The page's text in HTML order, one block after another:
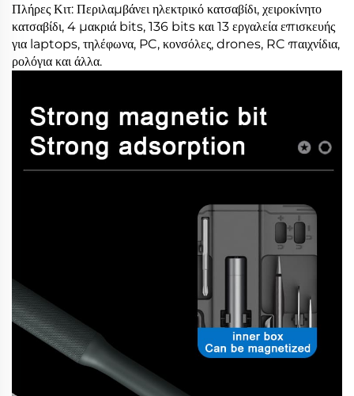
Πλήρες Κιτ: Περιλαμβάνει ηλεκτρικό κατσαβίδι, χειροκίνητο
κατσαβίδι, 4 μακριά bits, 136 bits και 13 εργαλεία επισκευής
για laptops, τηλέφωνα, PC, κονσόλες, drones, RC παιχνίδια,
ρολόγια και άλλα.